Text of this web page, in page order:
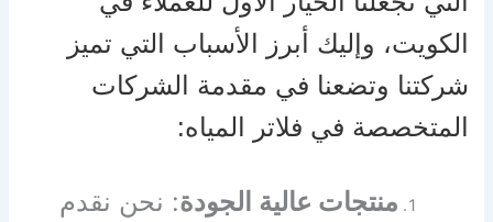
الكويت، وإليك أبرز الأسباب التي تميز
شركتنا وتضعنا في مقدمة الشركات
المتخصصة في فلاتر المياه:
منتجات عالية الجودة: نحن نقدم